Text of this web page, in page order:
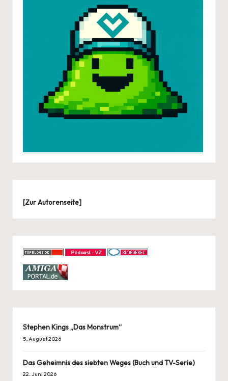
[Zur Autorenseite]
Stephen Kings „Das Monstrum“
5. August 2026
Das Geheimnis des siebten Weges (Buch und TV-Serie)
22. Juni 2026